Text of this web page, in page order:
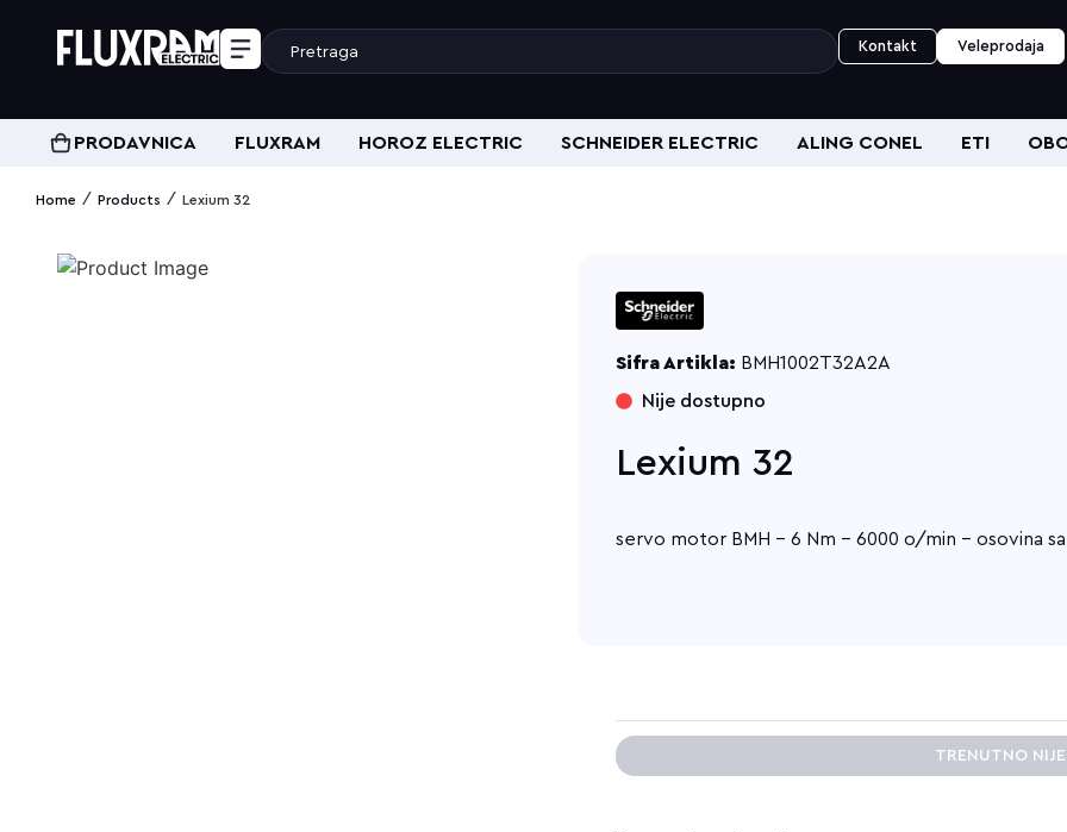
Kontakt Veleprodaja
PRODAVNICA FLUXRAM HOROZ ELECTRIC SCHNEIDER ELECTRIC ALING CONEL ETI
Home / Products / Lexium 32
Sifra Artikla: BMH1002T32A2A
Nije dostupno
Lexium 32
servo motor BMH - 6 Nm - 6000 o/min - osovina
TRENUTNO